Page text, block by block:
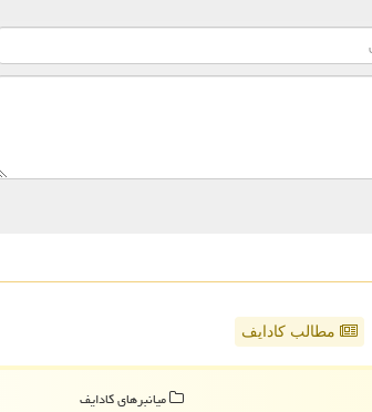
مطالب کادایف
میانبرهای كادایف